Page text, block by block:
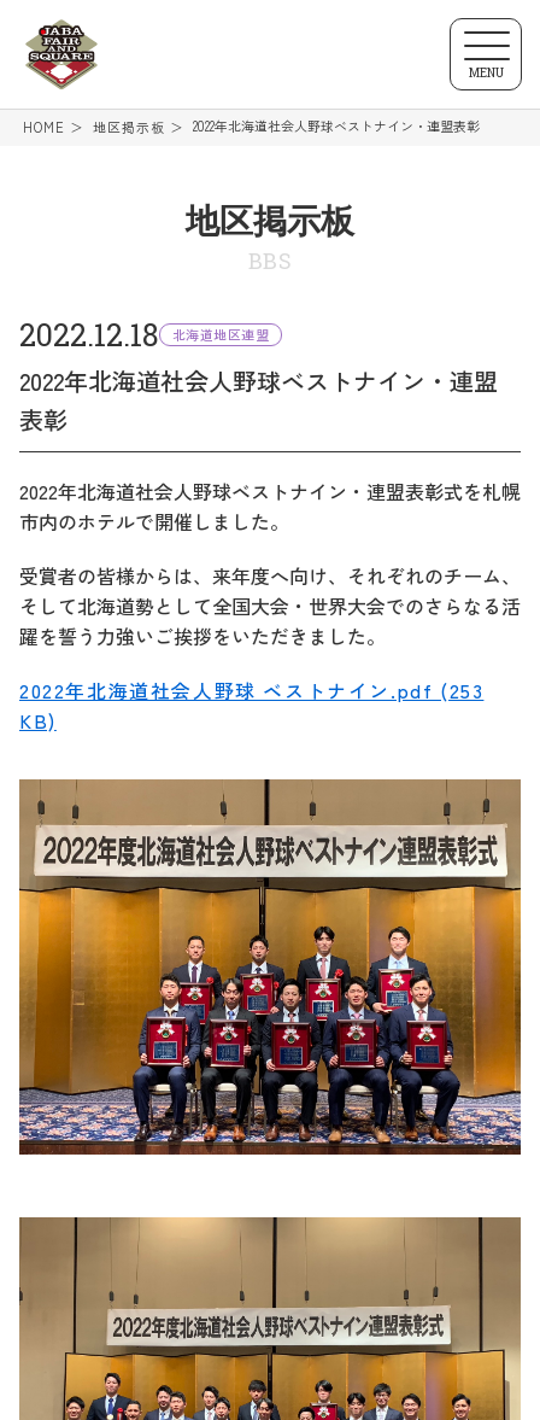
MENU
HOME 地区掲示板 2022年北海道社会人野球ベストナイン・連盟表彰
地区掲示板
BBS
2022.12.18 北海道地区連盟
2022年北海道社会人野球ベストナイン・連盟
表彰
2022年北海道社会人野球ベストナイン・連盟表彰式を札幌
市内のホテルで開催しました。
受賞者の皆様からは、来年度へ向け、それぞれのチーム、
そして北海道勢として全国大会・世界大会でのさらなる活
躍を誓う力強いご挨拶をいただきました。
2022年北海道社会人野球 ベストナイン.pdf (253
KB)